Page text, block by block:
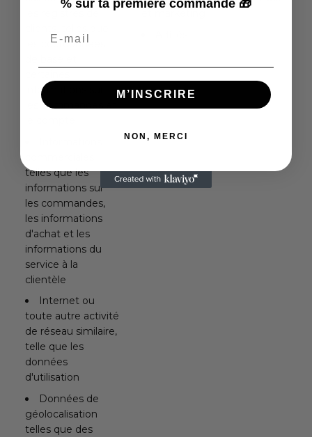
les coordonnées
informations sur
les commandes et
telles que les
informations sur
les commandes,
les informations
d'achat et les
informations du
service à la
clientèle
Internet ou
toute autre activité
de réseau similaire,
telle que les
données
d'utilisation
Données de
géolocalisation
telles que des
% sur ta première commande 🎁
M’INSCRIRE
NON, MERCI